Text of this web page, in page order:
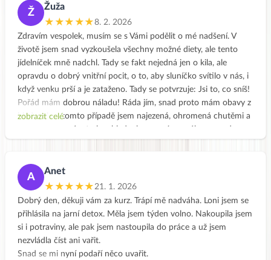
domácího jídelníčku, i když si myslím, že nijak zásadní problémy
s nevyváženým stravováním nemáme. Ale vždy je co zlepšovat.
Člověk je “všežravec”, má to v sobě geneticky zakódované a
nemůže s tím nic udělat. Měl by svému tělu poskytnout
potravu v širokém spektru možností a tělo si samo vybere, co
potřebuje. Jednostranná strava se dříve či později projeví
negativně. Pro laika je obtížné posoudit, čeho se mu nedostává
a čeho má nadbytek. Myslím, že vaše aktivity k tomuto
posouzení a rozhodnutí velmi přispívají. Díky.
Ž
Žuža
★★★★★8. 2. 2026
Zdravím vespolek, musím se s Vámi podělit o mé nadšení. V
životě jsem snad vyzkoušela všechny možné diety, ale tento
jídelníček mně nadchl. Tady se fakt nejedná jen o kila, ale
opravdu o dobrý vnitřní pocit, o to, aby sluníčko svítilo v nás, i
když venku prší a je zataženo. Tady se potvrzuje: Jsi to, co sníš!
Pořád mám dobrou náladu! Ráda jím, snad proto mám obavy z
hladu, ale v tomto případě jsem najezená, ohromená chutěmi a
zobrazit celé
A
Anet
★★★★★21. 1. 2026
Dobrý den, děkuji vám za kurz. Trápí mě nadváha. Loni jsem se
přihlásila na jarní detox. Měla jsem týden volno. Nakoupila jsem
si i potraviny, ale pak jsem nastoupila do práce a už jsem
nezvládla číst ani vařit.
Snad se mi nyní podaří něco uvařit.